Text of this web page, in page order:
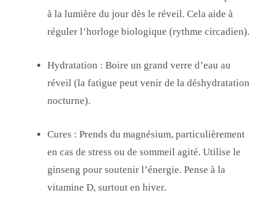
à la lumière du jour dès le réveil. Cela aide à
réguler l’horloge biologique (rythme circadien).
Hydratation : Boire un grand verre d’eau au
réveil (la fatigue peut venir de la déshydratation
nocturne).
Cures : Prends du magnésium, particulièrement
en cas de stress ou de sommeil agité. Utilise le
ginseng pour soutenir l’énergie. Pense à la
vitamine D, surtout en hiver.